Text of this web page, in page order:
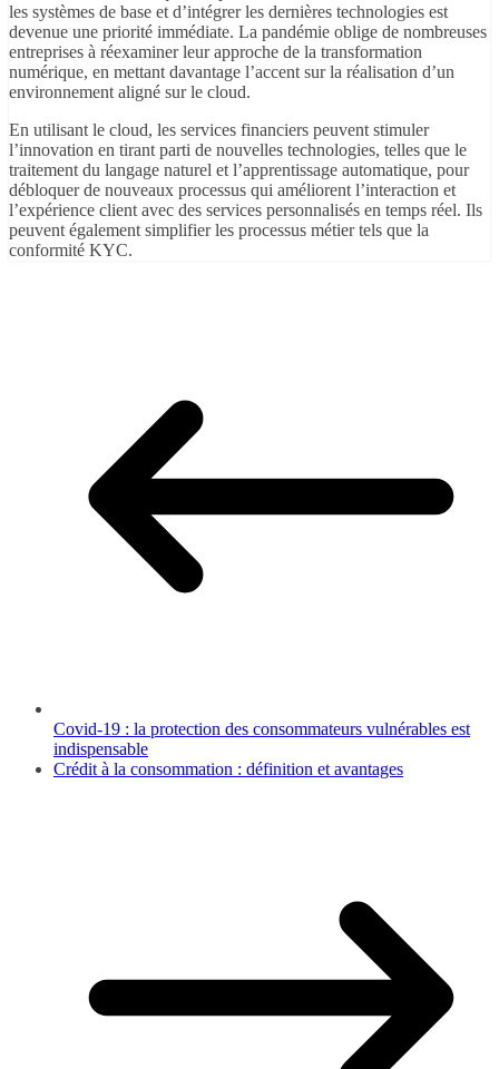
les systèmes de base et d’intégrer les dernières technologies est
devenue une priorité immédiate. La pandémie oblige de nombreuses
entreprises à réexaminer leur approche de la transformation
numérique, en mettant davantage l’accent sur la réalisation d’un
environnement aligné sur le cloud.
En utilisant le cloud, les services financiers peuvent stimuler
l’innovation en tirant parti de nouvelles technologies, telles que le
traitement du langage naturel et l’apprentissage automatique, pour
débloquer de nouveaux processus qui améliorent l’interaction et
l’expérience client avec des services personnalisés en temps réel. Ils
peuvent également simplifier les processus métier tels que la
conformité KYC.
Covid-19 : la protection des consommateurs vulnérables est
indispensable
Crédit à la consommation : définition et avantages